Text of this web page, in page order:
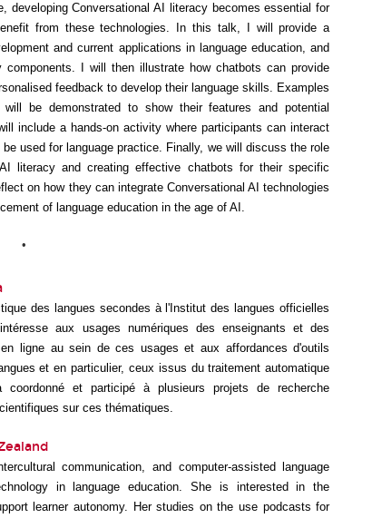
developing Conversational AI literacy becomes essential for
from these technologies. In this talk, I will provide a
and current applications in language education, and
I will then illustrate how chatbots can provide
feedback to develop their language skills. Examples
be demonstrated to show their features and potential
include a hands-on activity where participants can interact
used for language practice. Finally, we will discuss the role
literacy and creating effective chatbots for their specific
on how they can integrate Conversational AI technologies
of language education in the age of AI.
•
des langues secondes à l'Institut des langues officielles
aux usages numériques des enseignants et des
ligne au sein de ces usages et aux affordances d'outils
et en particulier, ceux issus du traitement automatique
et participé à plusieurs projets de recherche
sur ces thématiques.
communication, and computer-assisted language
in language education. She is interested in the
learner autonomy. Her studies on the use podcasts for